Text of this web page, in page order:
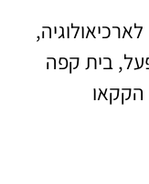
לארכיאולוגיה,
בית קפה
הקקאו